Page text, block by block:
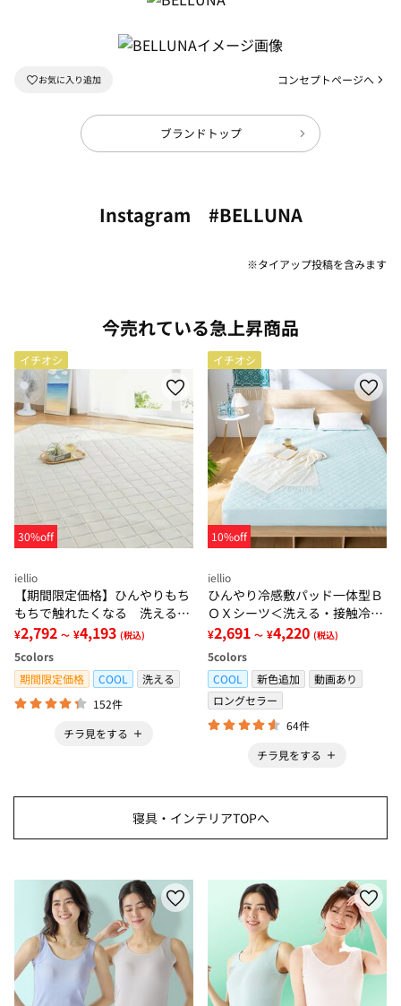
コンセプトページへ
ブランドトップ
Instagram #BELLUNA
※タイアップ投稿を含みます
今売れている急上昇商品
イチオシ
30%off
iellio
【期間限定価格】ひんやりもち
もちで触れたくなる 洗えるラ
グ＜低反発・滑りにくい・接触
冷感・防ダニ・カーペット＞
¥2,792 ～ ¥4,193 (税込)
5colors
期間限定価格
COOL
洗える
152件
チラ見をする
イチオシ
10%off
iellio
ひんやり冷感敷パッド一体型Ｂ
ＯＸシーツ＜洗える・接触冷
感・抗菌防臭・時短・家事楽・
ボックスシーツ・寝苦しさ対策
＞
¥2,691 ～ ¥4,220 (税込)
5colors
COOL
新色追加
動画あり
ロングセラー
64件
チラ見をする
寝具・インテリアTOPへ